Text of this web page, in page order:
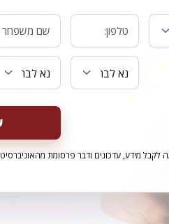
לקבל מידע, עדכונים ודבר פרסומת